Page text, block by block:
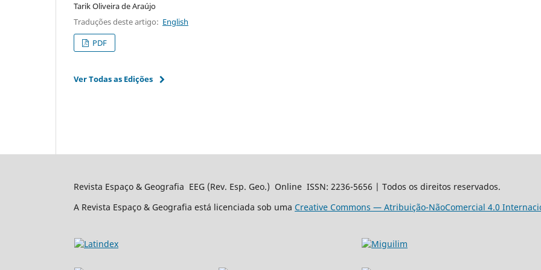
Tarik Oliveira de Araújo
Traduções deste artigo: English
PDF
Ver Todas as Edições
Revista Espaço & Geografia ­ EEG (Rev. Esp. Geo.) ­ Online ­ ISSN: 2236-5656 | Todos os direitos reservados.
A Revista Espaço & Geografia está licenciada sob uma Creative Commons — Atribuição-NãoComercial 4.0